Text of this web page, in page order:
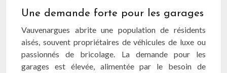
Une demande forte pour les garages
Vauvenargues abrite une population de résidents
aisés, souvent propriétaires de véhicules de luxe ou
passionnés de bricolage. La demande pour les
garages est élevée, alimentée par le besoin de